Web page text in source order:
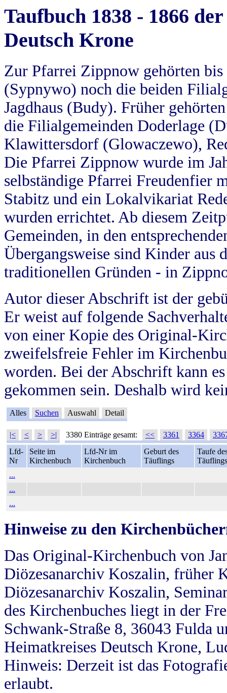
Taufbuch 1838 - 1866
Deutsch Krone
Zur Pfarrei Zippnow gehörten
(Sypnywo) noch die beiden
Jagdhaus (Budy). Früher
die Filialgemeinden Doderlage
Klawittersdorf (Glowaczewo),
Die Pfarrei Zippnow wurde im
selbständige Pfarrei Freudenfier
Stabitz und ein Lokalvikariat
wurden errichtet. Ab diesem
Gemeinden, in den
Übergangsweise sind Kinder aus
traditionellen Gründen - in
Autor dieser Abschrift ist der
Er weist auf folgende
von einer Kopie des Original-
zweifelsfreie Fehler im
worden. Bei der Abschrift kann
gekommen sein. Deshalb wird
Alles Suchen Auswahl Detail
|< < > >| 3380 Einträge gesamt: << 3361 3364
Lfd-
Nr
Seite im
Kirchenbuch
Lfd-Nr im
Kirchenbuch
Geburt des
Täuflings
Taufe
Täuflings
...
...
...
Hinweise zu den
Das Original-Kirchenbuch von
Diözesanarchiv Koszalin, früher
Diözesanarchiv Koszalin,
des Kirchenbuches liegt in der
Schwank-Straße 8, 36043 Fulda
Heimatkreises Deutsch Krone,
Hinweis: Derzeit ist das
erlaubt.